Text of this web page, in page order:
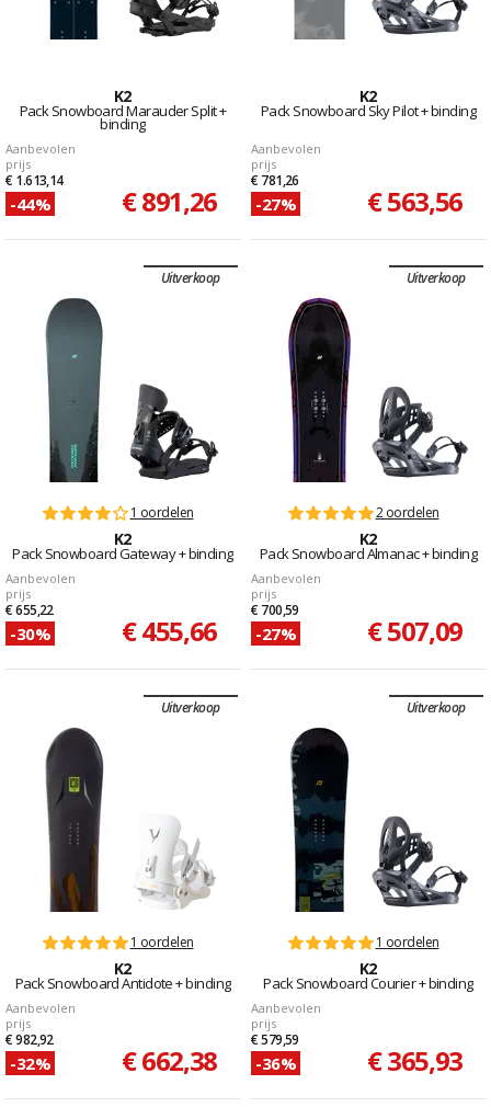
K2
Pack Snowboard Marauder Split +
binding
Aanbevolen
prijs
€ 1.613,14
-44% € 891,26
K2
Pack Snowboard Sky Pilot + binding
Aanbevolen
prijs
€ 781,26
-27% € 563,56
Uitverkoop
1 oordelen
K2
Pack Snowboard Gateway + binding
Aanbevolen
prijs
€ 655,22
-30% € 455,66
Uitverkoop
2 oordelen
K2
Pack Snowboard Almanac + binding
Aanbevolen
prijs
€ 700,59
-27% € 507,09
Uitverkoop
1 oordelen
K2
Pack Snowboard Antidote + binding
Aanbevolen
prijs
€ 982,92
-32% € 662,38
Uitverkoop
1 oordelen
K2
Pack Snowboard Courier + binding
Aanbevolen
prijs
€ 579,59
-36% € 365,93